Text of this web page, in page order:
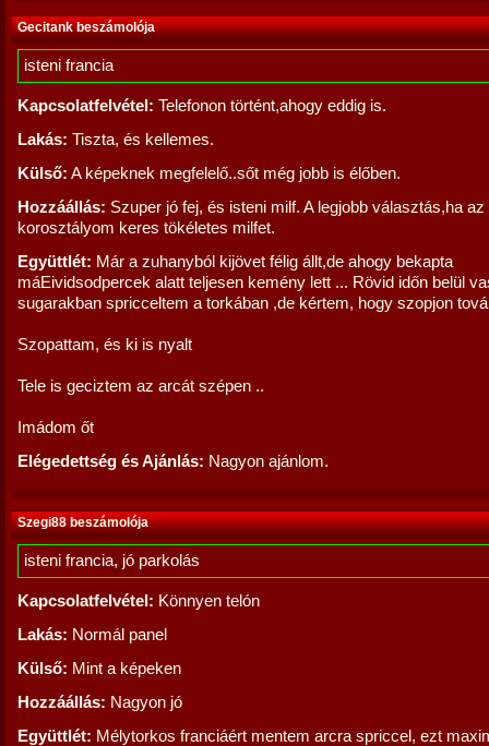
Gecitank beszámolója
isteni francia
Kapcsolatfelvétel: Telefonon történt,ahogy eddig is.
Lakás: Tiszta, és kellemes.
Külső: A képeknek megfelelő..sőt még jobb is élőben.
Hozzáállás: Szuper jó fej, és isteni milf. A legjobb választás,ha az
korosztályom keres tökéletes milfet.
Együttlét: Már a zuhanyból kijövet félig állt,de ahogy bekapta
máEividsodpercek alatt teljesen kemény lett ... Rövid időn belül
sugarakban spricceltem a torkában ,de kértem, hogy szopjon
Szopattam, és ki is nyalt
Tele is geciztem az arcát szépen ..
Imádom őt
Elégedettség és Ajánlás: Nagyon ajánlom.
Szegi88 beszámolója
isteni francia, jó parkolás
Kapcsolatfelvétel: Könnyen telón
Lakás: Normál panel
Külső: Mint a képeken
Hozzáállás: Nagyon jó
Együttlét: Mélytorkos franciáért mentem arcra spriccel, ezt